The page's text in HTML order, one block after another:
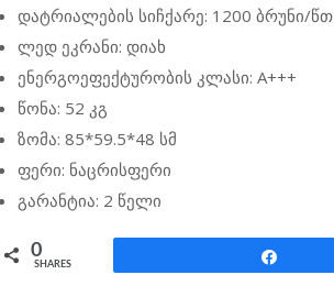
დატრიალების სიჩქარე: 1200 ბრუნი/წთ
ლედ ეკრანი: დიახ
ენერგოეფექტურობის კლასი: A+++
წონა: 52 კგ
ზომა: 85*59.5*48 სმ
ფერი: ნაცრისფერი
გარანტია: 2 წელი
0
SHARES